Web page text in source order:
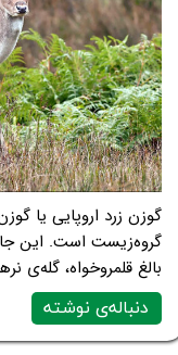
گوزن زرد اروپایی یا
گروه‌زیست است. این
بالغ قلمروخواه، گله‌ی
دنباله‌ی نوشته